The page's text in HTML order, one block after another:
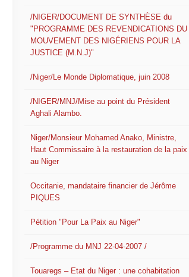
/NIGER/DOCUMENT DE SYNTHÈSE du
"PROGRAMME DES REVENDICATIONS DU
MOUVEMENT DES NIGÉRIENS POUR LA
JUSTICE (M.N.J)"
/Niger/Le Monde Diplomatique, juin 2008
/NIGER/MNJ/Mise au point du Président
Aghali Alambo.
Niger/Monsieur Mohamed Anako, Ministre,
Haut Commissaire à la restauration de la paix
au Niger
Occitanie, mandataire financier de Jérôme
PIQUES
Pétition "Pour La Paix au Niger"
/Programme du MNJ 22-04-2007 /
Touaregs – Etat du Niger : une cohabitation